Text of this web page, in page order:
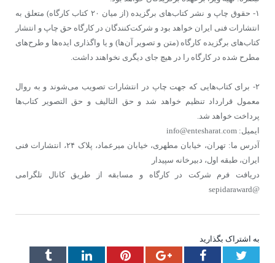
۱- حقوق چاپ و نشر کتاب‌های برگزیده (از میان ۲۰ کتاب کارگاه) متعلق به
انتشارات فنی ایران خواهد بود و شرکت‌کنندگان در کارگاه حق چاپ و انتشار
کتاب‌های برگزیده کارگاه (متن و تصویر آن‌ها) و یا واگذاری ایده‌ها و طرح‌های
مطرح شده در کارگاه را در هیچ جای دیگری نخواهند داشت.
۲- برای کتاب‌هایی که جهت چاپ در انتشارات تصویب می‌شوند و به روال
معمول قرارداد تنظیم خواهد شد و حق التالیف و حق التصویر کتاب‌ها
پرداخت خواهد شد.
ایمیل: info@entesharat.com
آدرس ما: تهران، خیابان مطهری، خیابان میرعماد، پلاک ۲۴، انتشارات فنی
ایران، طبقه اول، دبیرخانه سپیدار
دریافت فرم شرکت در کارگاه و مسابقه از طریق کانال تلگرامی
@sepidaraward
به اشتراک بگذارید
Twitter
Facebook
Google+
Pinterest
LinkedIn
Tumblr